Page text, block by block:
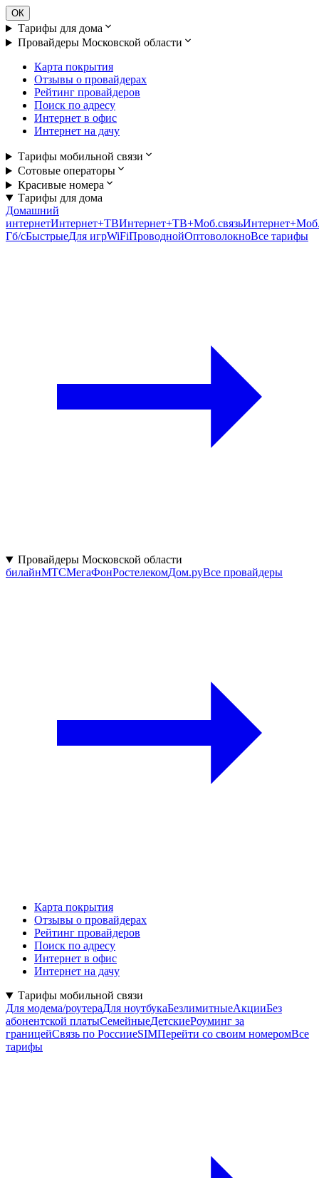
ОК
Тарифы для дома
Провайдеры Московской области
Карта покрытия
Отзывы о провайдерах
Рейтинг провайдеров
Поиск по адресу
Интернет в офис
Интернет на дачу
Тарифы мобильной связи
Сотовые операторы
Красивые номера
Тарифы для дома
Домашний
интернетИнтернет+ТВИнтернет+ТВ+Моб.связь
Гб/cБыстрыеДля игрWiFiПроводнойОптоволокноВсе тарифы
Провайдеры Московской области
билайнМТСМегаФонРостелекомДом.руВсе провайдеры
Карта покрытия
Отзывы о провайдерах
Рейтинг провайдеров
Поиск по адресу
Интернет в офис
Интернет на дачу
Тарифы мобильной связи
Для модема/роутераДля ноутбукаБезлимитныеАкцииБез
абонентской платыСемейныеДетскиеРоуминг за
границейСвязь по РоссииeSIMПерейти со своим номеромВсе
тарифы